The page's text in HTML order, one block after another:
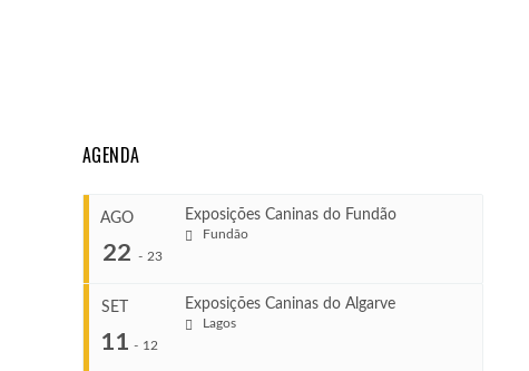
AGENDA
AGO
22 - 23
Exposições Caninas do Fundão
Fundão
SET
11 - 12
Exposições Caninas do Algarve
Lagos